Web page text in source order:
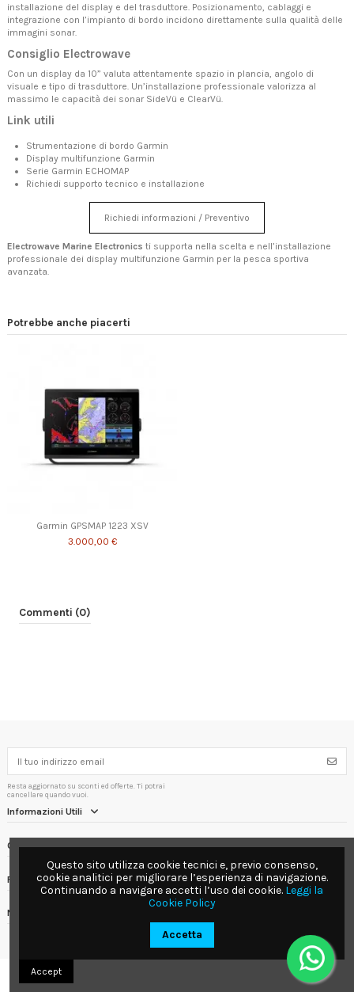
installazione del display e del trasduttore. Posizionamento, cablaggi e
integrazione con l’impianto di bordo incidono direttamente sulla qualità delle
immagini sonar.
Consiglio Electrowave
Con un display da 10” valuta attentamente spazio in plancia, angolo di
visuale e tipo di trasduttore. Un’installazione professionale valorizza al
massimo le capacità dei sonar SideVü e ClearVü.
Link utili
Strumentazione di bordo Garmin
Display multifunzione Garmin
Serie Garmin ECHOMAP
Richiedi supporto tecnico e installazione
Richiedi informazioni / Preventivo
Electrowave Marine Electronics ti supporta nella scelta e nell’installazione
professionale dei display multifunzione Garmin per la pesca sportiva
avanzata.
Potrebbe anche piacerti
Garmin GPSMAP 1223 XSV
3.000,00 €
Commenti (0)
Resta aggiornato su sconti ed offerte. Ti potrai
cancellare quando vuoi.
Informazioni Utili
Contact us
Follow us
Newsletter
Questo sito utilizza cookie tecnici e, previo consenso,
cookie analitici per migliorare l’esperienza di navigazione.
Continuando a navigare accetti l’uso dei cookie. Leggi la
Cookie Policy
Accetta
Accept